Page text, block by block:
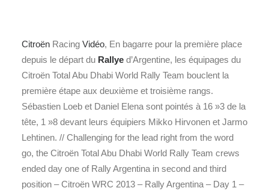
Citroën Racing Vidéo, En bagarre pour la première place
depuis le départ du Rallye d’Argentine, les équipages du
Citroën Total Abu Dhabi World Rally Team bouclent la
première étape aux deuxième et troisième rangs.
Sébastien Loeb et Daniel Elena sont pointés à 16 »3 de la
tête, 1 »8 devant leurs équipiers Mikko Hirvonen et Jarmo
Lehtinen. // Challenging for the lead right from the word
go, the Citroën Total Abu Dhabi World Rally Team crews
ended day one of Rally Argentina in second and third
position – Citroën WRC 2013 – Rally Argentina – Day 1 –